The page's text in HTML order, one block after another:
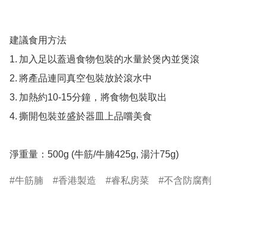
建議食用方法
1.	加入足以蓋過食物包裝的水量於煲內並煲滾
2.	將產品連同真空包裝放於滾水中
3.	加熱約10-15分鐘，將食物包裝取出
4.	撕開包裝並盛於器皿上品嚐美食
淨重量：500g (牛筋/牛腩425g, 湯汁75g)
牛筋腩 香港製造 睿私房菜 不含防腐劑